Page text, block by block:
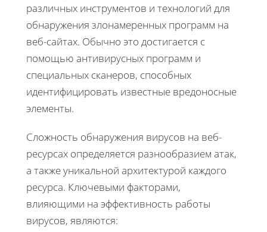
различных инструментов и технологий для
обнаружения злонамеренных программ на
веб-сайтах. Обычно это достигается с
помощью антивирусных программ и
специальных сканеров, способных
идентифицировать известные вредоносные
элементы.
Сложность обнаружения вирусов на веб-
ресурсах определяется разнообразием атак,
а также уникальной архитектурой каждого
ресурса. Ключевыми факторами,
влияющими на эффективность работы
вирусов, являются: